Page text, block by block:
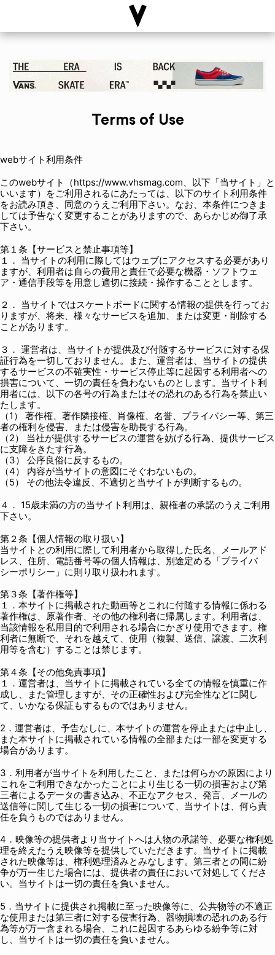
Terms of Use
webサイト利用条件
このwebサイト（https://www.vhsmag.com、以下「当サイト」と
いいます）をご利用されるにあたっては、以下のサイト利用条件
をお読み頂き、同意のうえご利用下さい。なお、本条件につきま
しては予告なく変更することがありますので、あらかじめ御了承
下さい。
第１条【サービスと禁止事項等】
１． 当サイトの利用に際してはウェブにアクセスする必要があり
ますが、利用者は自らの費用と責任で必要な機器・ソフトウェ
ア・通信手段等を用意し適切に接続・操作することとします。
２． 当サイトではスケートボードに関する情報の提供を行ってお
りますが、将来、様々なサービスを追加、または変更・削除する
ことがあります。
３． 運営者は、当サイトが提供及び付随するサービスに対する保
証行為を一切しておりません。また、運営者は、当サイトの提供
するサービスの不確実性・サービス停止等に起因する利用者への
損害について、一切の責任を負わないものとします。当サイト利
用者には、以下の各号の行為またはその恐れのある行為を禁止い
たします。
（1） 著作権、著作隣接権、肖像権、名誉、プライバシー等、第三
者の権利を侵害、または侵害を助長する行為。
（2） 当社が提供するサービスの運営を妨げる行為、提供サービス
に支障をきたす行為。
（3） 公序良俗に反するもの。
（4） 内容が当サイトの意図にそぐわないもの。
（5） その他法令違反、不適切と当サイトが判断するもの。
４． 15歳未満の方の当サイト利用は、親権者の承諾のうえご利用
下さい。
第２条【個人情報の取り扱い】
当サイトとの利用に際して利用者から取得した氏名、メールアド
レス、住所、電話番号等の個人情報は、別途定める「プライバ
シーポリシー」に則り取り扱われます。
第３条【著作権等】
１．本サイトに掲載された動画等とこれに付随する情報に係わる
著作権は、原著作者、その他の権利者に帰属します。利用者は、
当該情報を私用目的で利用される場合にかぎり使用できます。権
利者に無断で、それを越えて、使用（複製、送信、譲渡、二次利
用等を含む）することは禁じます。
第４条【その他免責事項】
１．運営者は、当サイトに掲載されている全ての情報を慎重に作
成し、また管理しますが、その正確性および完全性などに関し
て、いかなる保証もするものではありません。
2．運営者は、予告なしに、本サイトの運営を停止または中止し、
また本サイトに掲載されている情報の全部または一部を変更する
場合があります。
3．利用者が当サイトを利用したこと、または何らかの原因により
これをご利用できなかったことにより生じる一切の損害および第
三者によるデータの書き込み、不正なアクセス、発言、メールの
送信等に関して生じる一切の損害について、当サイトは、何ら責
任を負うものではありません。
4．映像等の提供者より当サイトへは人物の承諾等、必要な権利処
理を終えたうえ映像等を提供していただきます。当サイトに掲載
された映像等は、権利処理済みとみなします。第三者との間に紛
争が万一生じた場合には、提供者の責任において対処してくださ
い。当サイトは一切の責任を負いません。
5．当サイトに提供され掲載に至った映像等に、公共物等の不適正
な使用または第三者に対する侵害行為、器物損壊の恐れのある行
為等が万一含まれる場合、これに起因するあらゆる紛争等に対
し、当サイトは一切の責任を負いません。